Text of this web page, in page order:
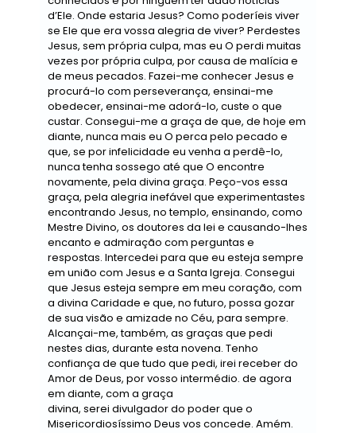
d’Ele. Onde estaria Jesus? Como poderíeis viver
se Ele que era vossa alegria de viver? Perdestes
Jesus, sem própria culpa, mas eu O perdi muitas
vezes por própria culpa, por causa de malícia e
de meus pecados. Fazei-me conhecer Jesus e
procurá-lo com perseverança, ensinai-me
obedecer, ensinai-me adorá-lo, custe o que
custar. Consegui-me a graça de que, de hoje em
diante, nunca mais eu O perca pelo pecado e
que, se por infelicidade eu venha a perdê-lo,
nunca tenha sossego até que O encontre
novamente, pela divina graça. Peço-vos essa
graça, pela alegria inefável que experimentastes
encontrando Jesus, no templo, ensinando, como
Mestre Divino, os doutores da lei e causando-lhes
encanto e admiração com perguntas e
respostas. Intercedei para que eu esteja sempre
em união com Jesus e a Santa Igreja. Consegui
que Jesus esteja sempre em meu coração, com
a divina Caridade e que, no futuro, possa gozar
de sua visão e amizade no Céu, para sempre.
Alcançai-me, também, as graças que pedi
nestes dias, durante esta novena. Tenho
confiança de que tudo que pedi, irei receber do
Amor de Deus, por vosso intermédio. de agora
em diante, com a graça
divina, serei divulgador do poder que o
Misericordiosíssimo Deus vos concede. Amém.